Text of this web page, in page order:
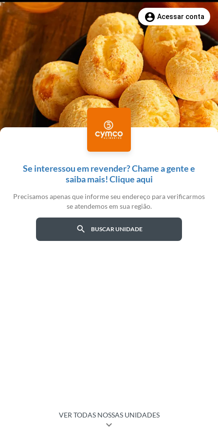
account_circle Acessar conta
Se interessou em revender? Chame a gente e
saiba mais! Clique aqui
Precisamos apenas que informe seu endereço para verificarmos
se atendemos em sua região.
search BUSCAR UNIDADE
VER TODAS NOSSAS UNIDADES
expand_more